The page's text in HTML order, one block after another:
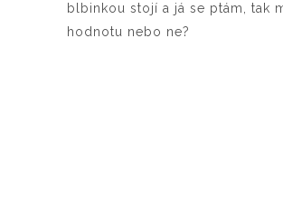
blbinkou stojí a já se ptám, tak
hodnotu nebo ne?